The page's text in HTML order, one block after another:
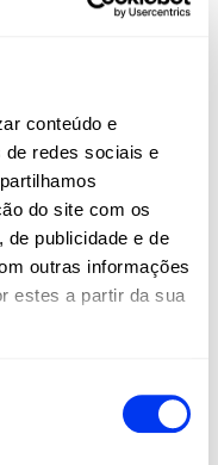
conteúdo e
de redes sociais e
do site com os
publicidade e de
outras informações
estes a partir da sua
saída de bola em